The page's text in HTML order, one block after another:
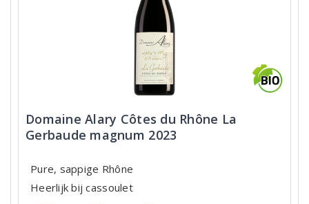
Domaine Alary Côtes du Rhône La
Gerbaude magnum 2023
Pure, sappige Rhône
Heerlijk bij cassoulet